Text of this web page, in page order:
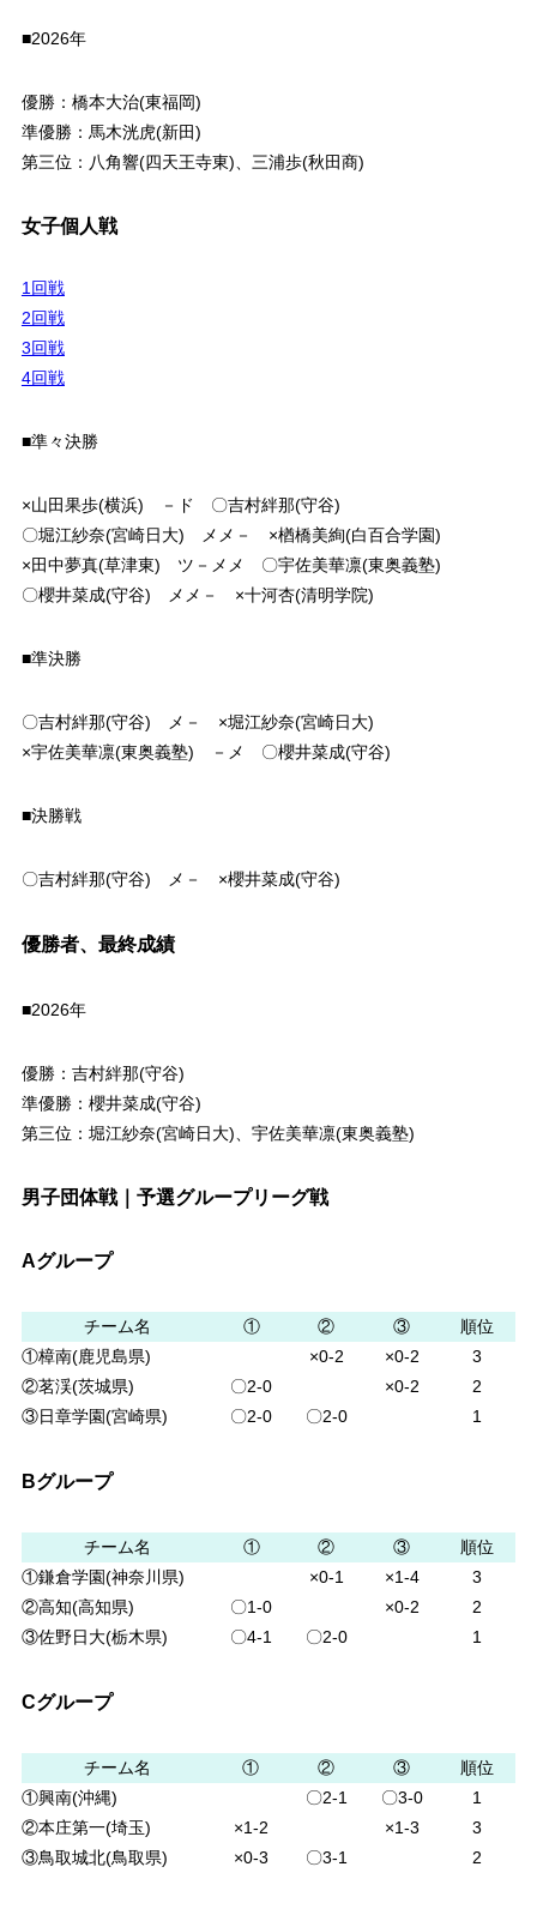
■2026年
優勝：橋本大治(東福岡)
準優勝：馬木洸虎(新田)
第三位：八角響(四天王寺東)、三浦歩(秋田商)
女子個人戦
1回戦
2回戦
3回戦
4回戦
■準々決勝
×山田果歩(横浜) －ド 〇吉村絆那(守谷)
〇堀江紗奈(宮崎日大) メメ－ ×楢橋美絢(白百合学園)
×田中夢真(草津東) ツ－メメ 〇宇佐美華凛(東奥義塾)
〇櫻井菜成(守谷) メメ－ ×十河杏(清明学院)
■準決勝
〇吉村絆那(守谷) メ－ ×堀江紗奈(宮崎日大)
×宇佐美華凛(東奥義塾) －メ 〇櫻井菜成(守谷)
■決勝戦
〇吉村絆那(守谷) メ－ ×櫻井菜成(守谷)
優勝者、最終成績
■2026年
優勝：吉村絆那(守谷)
準優勝：櫻井菜成(守谷)
第三位：堀江紗奈(宮崎日大)、宇佐美華凛(東奥義塾)
男子団体戦｜予選グループリーグ戦
Aグループ
チーム名 ① ② ③
順位
①樟南(鹿児島県)
×0-2 ×0-2
3
②茗渓(茨城県)
〇2-0 ×0-2
2
③日章学園(宮崎県)
〇2-0 〇2-0 1
Bグループ
チーム名 ① ② ③
順位
①鎌倉学園(神奈川県)
×0-1 ×1-4
3
②高知(高知県)
〇1-0 ×0-2
2
③佐野日大(栃木県)
〇4-1 〇2-0 1
Cグループ
チーム名 ① ② ③
順位
①興南(沖縄)
〇2-1 〇3-0
1
②本庄第一(埼玉)
×1-2 ×1-3
3
③鳥取城北(鳥取県)
×0-3 〇3-1 2